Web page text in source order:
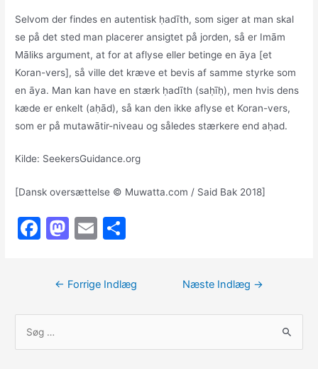
Selvom der findes en autentisk ḥadīth, som siger at man skal
se på det sted man placerer ansigtet på jorden, så er Imām
Māliks argument, at for at aflyse eller betinge en āya [et
Koran-vers], så ville det kræve et bevis af samme styrke som
en āya. Man kan have en stærk ḥadīth (saḥīḥ), men hvis dens
kæde er enkelt (aḥād), så kan den ikke aflyse et Koran-vers,
som er på mutawātir-niveau og således stærkere end aḥad.
Kilde: SeekersGuidance.org
[Dansk oversættelse © Muwatta.com / Said Bak 2018]
F
b
o
M
st
o
d
o
E
ai
l
e
Indlægsnavigation
← Forrige Indlæg Næste Indlæg →